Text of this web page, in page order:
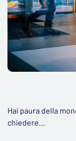
Hai paura della
chiedere…